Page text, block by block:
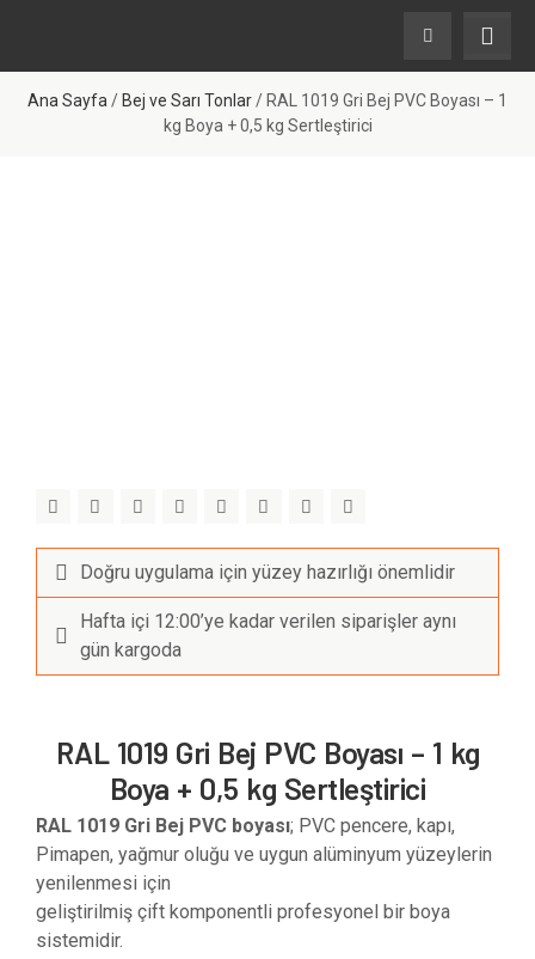
Ana Sayfa / Bej ve Sarı Tonlar/ RAL 1019 Gri Bej PVC Boyası – 1
kg Boya + 0,5 kg Sertleştirici
Doğru uygulama için yüzey hazırlığı önemlidir
Hafta içi 12:00’ye kadar verilen siparişler aynı
gün kargoda
RAL 1019 Gri Bej PVC Boyası – 1 kg
Boya + 0,5 kg Sertleştirici
RAL 1019 Gri Bej PVC boyası; PVC pencere, kapı,
Pimapen, yağmur oluğu ve uygun alüminyum yüzeylerin
yenilenmesi için
geliştirilmiş çift komponentli profesyonel bir boya
sistemidir.